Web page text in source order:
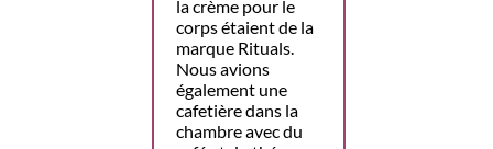
la crème pour le
corps étaient de la
marque Rituals.
Nous avions
également une
cafetière dans la
chambre avec du